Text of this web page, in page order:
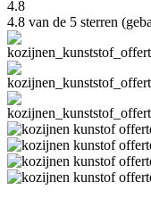
4.8
4.8 van de 5 sterren